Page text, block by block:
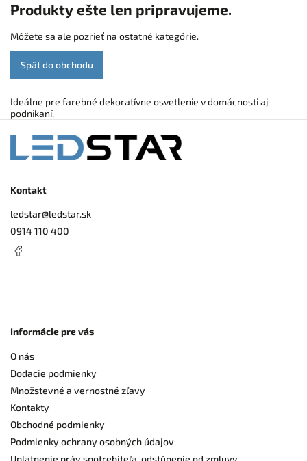
Produkty ešte len pripravujeme.
Môžete sa ale pozrieť na ostatné kategórie.
Späť do obchodu
Ideálne pre farebné dekoratívne osvetlenie v domácnosti aj
podnikaní.
Kontakt
ledstar@ledstar.sk
0914 110 400
Informácie pre vás
O nás
Dodacie podmienky
Množstevné a vernostné zľavy
Kontakty
Obchodné podmienky
Podmienky ochrany osobných údajov
Uplatnenie práv spotrebiteľa, odstúpenie od zmluvy